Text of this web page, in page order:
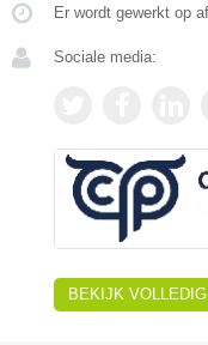
Er wordt gewerkt op
Sociale media:
BEKIJK